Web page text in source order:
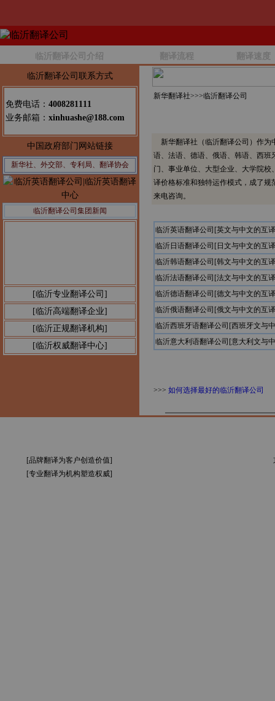
临沂翻译公司介绍 翻译流程 翻译速度
临沂翻译公司联系方式
免费电话： 4008281111
业务邮箱： xinhuashe@188.com
中国政府部门网站链接
新华社、外交部、专利局、翻译协会
临沂翻译公司集团新闻
公告1：
[临沂专业翻译公司]
[临沂高端翻译企业]
[临沂正规翻译机构]
[临沂权威翻译中心]
新华翻译社>>>临沂翻译公司
新华翻译社（临沂翻译公司）作为
语、法语、德语、俄语、韩语、西
门、事业单位、大型企业、大学院
译价格标准和独特运作模式，成了
来电咨询。
临沂英语翻译公司[英文与中文的互
临沂日语翻译公司[日文与中文的互
临沂韩语翻译公司[韩文与中文的互
临沂法语翻译公司[法文与中文的互
临沂德语翻译公司[德文与中文的互
临沂俄语翻译公司[俄文与中文的互
临沂西班牙语翻译公司[西班牙文与
临沂意大利语翻译公司[意大利文与
>>> 如何选择最好的临沂翻译公司
[品牌翻译为客户创造价值]
[专业翻译为机构塑造权威]